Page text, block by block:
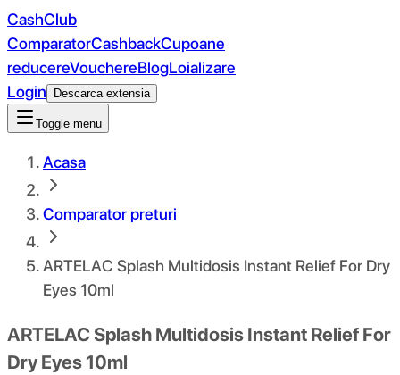
CashClub
ComparatorCashbackCupoane
reducereVouchereBlogLoializare
Login
Descarca extensia
Toggle menu
Acasa
Comparator preturi
ARTELAC Splash Multidosis Instant Relief For Dry
Eyes 10ml
ARTELAC Splash Multidosis Instant Relief For
Dry Eyes 10ml